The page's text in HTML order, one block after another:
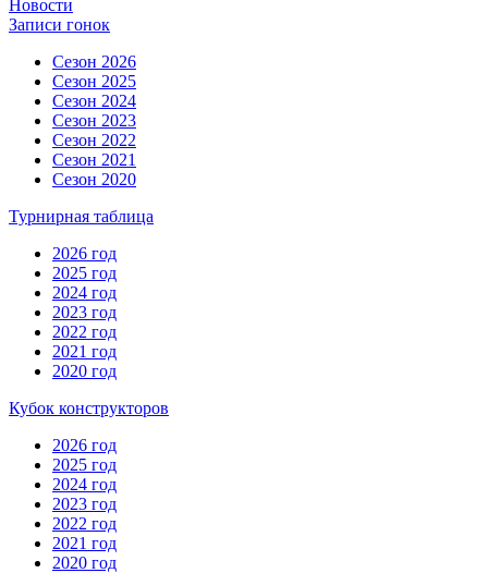
Новости
Записи гонок
Сезон 2026
Сезон 2025
Сезон 2024
Сезон 2023
Сезон 2022
Сезон 2021
Сезон 2020
Турнирная таблица
2026 год
2025 год
2024 год
2023 год
2022 год
2021 год
2020 год
Кубок конструкторов
2026 год
2025 год
2024 год
2023 год
2022 год
2021 год
2020 год